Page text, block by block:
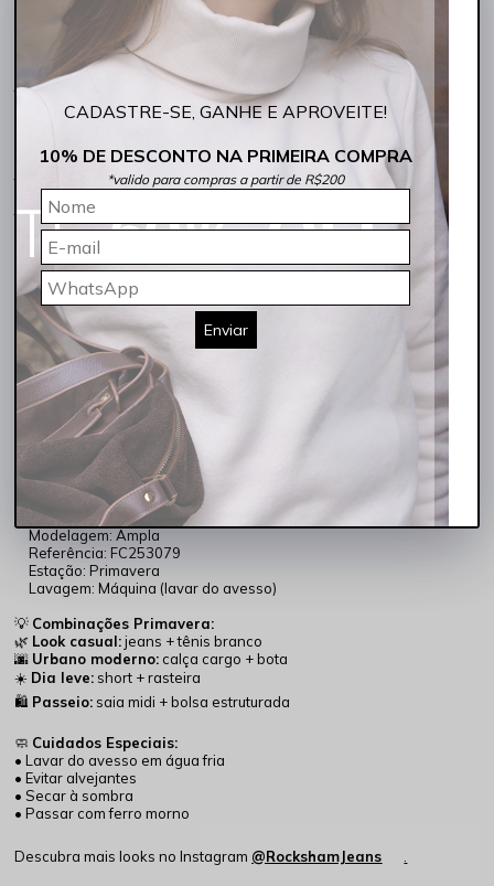
extremamente estiloso
, ideal para quem busca praticidade no dia a
Seu design amplo garante um
leve e descontraído,
perfeito para criar produções que vão do casual ao urbano com
facilidade. A cor preta reforça seu caráter
e atemporal,
permitindo combinações com diferentes estilos, desde looks
Produzida em algodão de alta qualidade, proporciona conforto
térmico e toque suave, acompanhando sua rotina com leveza. É a
escolha ideal para quem valoriza
e aquele
toque decharme
✔ Modelagem ampla para máximo conforto
✔ Cor preta versátil e fácil de combinar
✔ Ideal para looks casuais e urbanos
✔ Toque macio e respirável
✔ Peça essencial para todas as estações
✨
Por que essa camiseta é indispensável?
Modelagem ampla que valoriza o conforto
Cor preta clássica e sofisticada
Fácil de combinar com qualquer peça
Ideal para looks do dia a dia
Perfeita para composições modernas
📌Características principais:
Cor: Preto
Composição: 100% algodão
Modelagem: Ampla
Referência: FC253079
Estação: Primavera
Lavagem: Máquina (lavar do avesso)
💡 Combinações Primavera:
🌿 Look casual:jeans + tênis branco
🌆 Urbano moderno: calça cargo + bota
☀️ Dia leve: short + rasteira
🛍️ Passeio: saia midi + bolsa estruturada
🧼 Cuidados Especiais:
• Lavar do avesso em água fria
• Evitar alvejantes
• Secar à sombra
• Passar com ferro morno
Descubra mais looks no Instagram @RockshamJeans .
CADASTRE-SE, GANHE E APROVEITE!
10% DE DESCONTO NA PRIMEIRA COMPRA
*valido para compras a partir de R$200
Enviar